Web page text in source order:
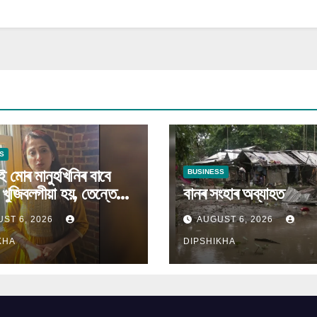
মোৰ মানুহখিনিৰ বাবে
খুজিবলগীয়া হয়, তেন্তে
6, 2026
BUSINESS
বানৰ সংহাৰ অব্যাহত
AUGUST 6, 2026
DIPSHIKHA